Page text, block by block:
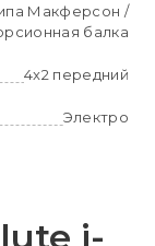
Макферсон /
балка
4x2 передний
Электро
i-